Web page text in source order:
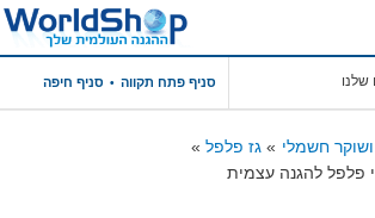
סניף פתח תקווה סניף חיפה
חשמלי
גז פלפל
פלפל להגנה עצמית